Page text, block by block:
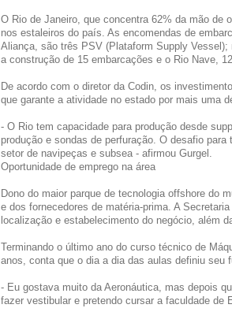
O Rio de Janeiro, que concentra 62% da mão de
nos estaleiros do país. As encomendas de
Aliança, são três PSV (Plataform Supply
a construção de 15 embarcações e o Rio Nave,
De acordo com o diretor da Codin, os
que garante a atividade no estado por mais uma
- O Rio tem capacidade para produção desde
produção e sondas de perfuração. O desafio
setor de navipeças e subsea - afirmou Gurgel.
Oportunidade de emprego na área
Dono do maior parque de tecnologia offshore do
e dos fornecedores de matéria-prima. A
localização e estabelecimento do negócio, além
Terminando o último ano do curso técnico de
anos, conta que o dia a dia das aulas definiu seu
- Eu gostava muito da Aeronáutica, mas depois
fazer vestibular e pretendo cursar a faculdade de